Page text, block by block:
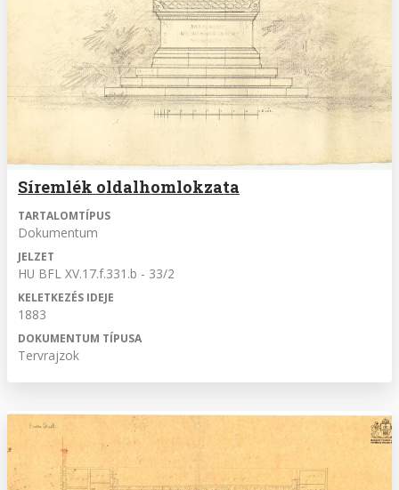
Síremlék oldalhomlokzata
TARTALOMTÍPUS
Dokumentum
JELZET
HU BFL XV.17.f.331.b - 33/2
KELETKEZÉS IDEJE
1883
DOKUMENTUM TÍPUSA
Tervrajzok